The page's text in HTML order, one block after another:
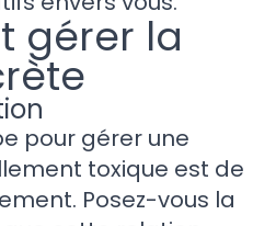
gérer la
pour gérer une
toxique est de
Posez-vous la